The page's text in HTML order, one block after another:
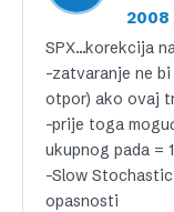
2008
SPX…korekcija
-zatvaranje ne
otpor) ako ovaj
-prije toga
ukupnog pada =
-Slow
opasnosti